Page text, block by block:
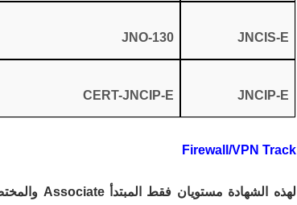
JNCIS-E
JNO-130
JNCIP-E
CERT-JNCIP-E
Firewall/VPN Track